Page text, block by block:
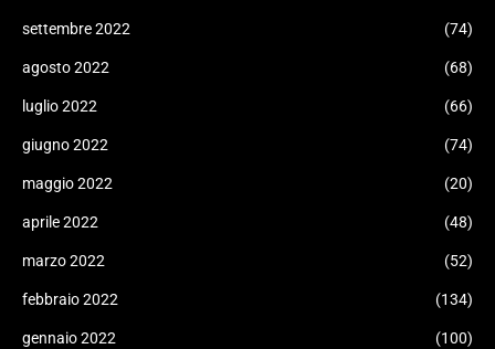
settembre 2022 (74)
agosto 2022 (68)
luglio 2022 (66)
giugno 2022 (74)
maggio 2022 (20)
aprile 2022 (48)
marzo 2022 (52)
febbraio 2022 (134)
gennaio 2022 (100)